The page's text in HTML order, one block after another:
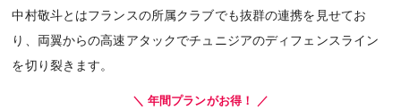
中村敬斗とはフランスの所属クラブでも抜群の連携を見せてお
り、両翼からの高速アタックでチュニジアのディフェンスライン
を切り裂きます。
＼ 年間プランがお得！ ／